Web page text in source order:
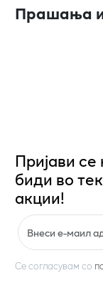
Прашања
Пријави
биди во
акции!
Се согласувам со